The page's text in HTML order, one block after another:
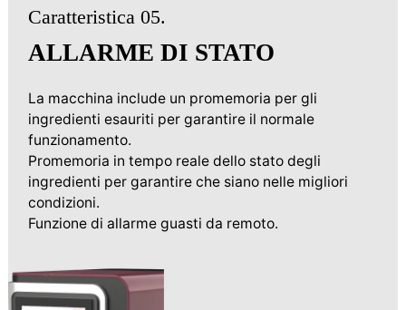
Caratteristica 05.
ALLARME DI STATO
La macchina include un promemoria per gli
ingredienti esauriti per garantire il normale
funzionamento.
Promemoria in tempo reale dello stato degli
ingredienti per garantire che siano nelle migliori
condizioni.
Funzione di allarme guasti da remoto.